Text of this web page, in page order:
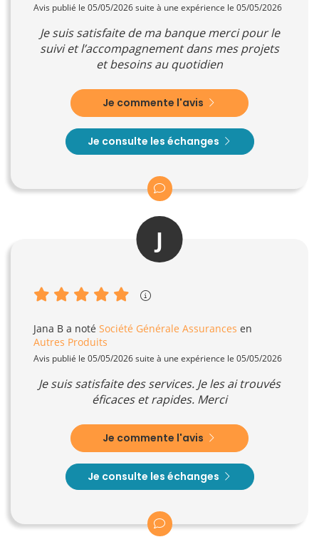
Avis publié le 05/05/2026 suite à une expérience le 05/05/2026
Je suis satisfaite de ma banque merci pour le
suivi et l’accompagnement dans mes projets
et besoins au quotidien
Je commente l'avis
Je consulte les échanges
J
Jana B a noté Société Générale Assurances en
Autres Produits
Avis publié le 05/05/2026 suite à une expérience le 05/05/2026
Je suis satisfaite des services. Je les ai trouvés
éficaces et rapides. Merci
Je commente l'avis
Je consulte les échanges